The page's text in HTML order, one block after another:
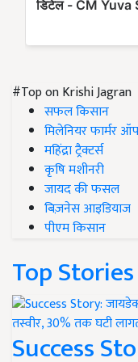
#Top on Krishi Jagran
सफल किसान
मिलेनियर फार्मर
महिंद्रा ट्रैक्टर्स
कृषि मशीनरी
जायद की फसल
बिज़नेस आइडियाज
पीएम किसान
Top Stories
Success